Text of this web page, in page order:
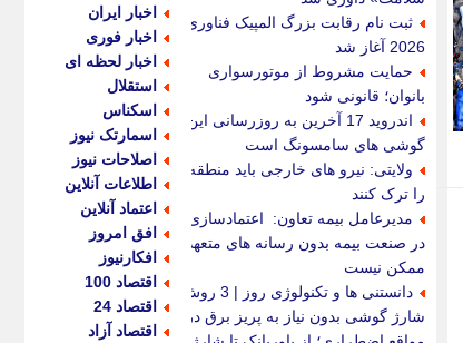
ثبت نام رقابت بزرگ المپیک فناوری
2026 آغاز شد
حمایت مشروط از موتورسواری
بانوان؛ قانونی شود
اندروید 17 آخرین به روزرسانی این
گوشی های سامسونگ است
ولایتی: نیرو های خارجی باید منطقه
را ترک کنند
مدیرعامل بیمه تعاون: اعتمادسازی
در صنعت بیمه بدون رسانه های متعهد
ممکن نیست
دانستنی ها و تکنولوژی روز | 3 روش
شارژ گوشی بدون نیاز به پریز برق در
اخبار ایران
اخبار فوری
اخبار لحظه ای
استقلال
اسکناس
اسمارتک نیوز
اصلاحات نیوز
اطلاعات آنلاین
اعتماد آنلاین
افق امروز
افکارنیوز
اقتصاد 100
اقتصاد 24
اقتصاد آزاد